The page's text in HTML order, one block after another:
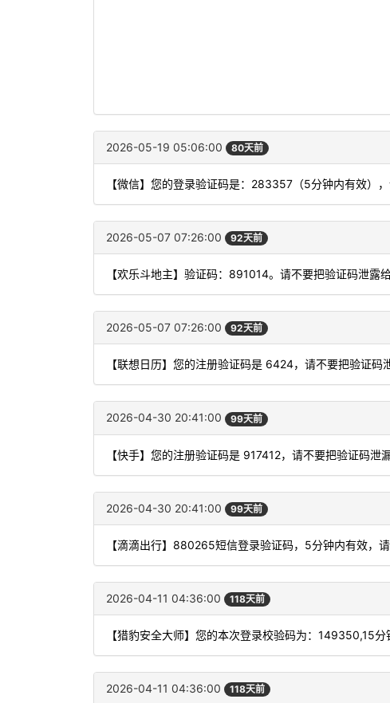
2026-05-19 05:06:00 80天前
【微信】您的登录验证码是：283357（5分钟内有效）
2026-05-07 07:26:00 92天前
【欢乐斗地主】验证码：891014。请不要把验证码泄露
2026-05-07 07:26:00 92天前
【联想日历】您的注册验证码是 6424，请不要把验证码
2026-04-30 20:41:00 99天前
【快手】您的注册验证码是 917412，请不要把验证码泄
2026-04-30 20:41:00 99天前
【滴滴出行】880265短信登录验证码，5分钟内有效，请
2026-04-11 04:36:00 118天前
【猎豹安全大师】您的本次登录校验码为：149350,15分
2026-04-11 04:36:00 118天前